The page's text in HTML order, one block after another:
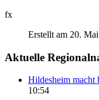
fx
Erstellt am 20.
Aktuelle
Hildesheim
10:54